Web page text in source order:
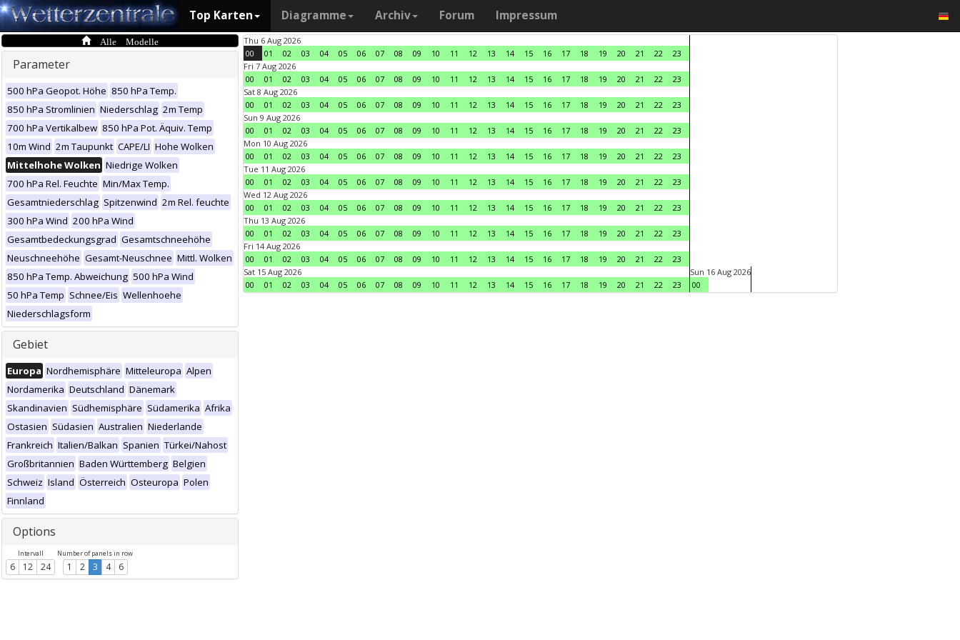
Top Karten Diagramme Archiv Forum Impressum
Alle Modelle
Parameter
500 hPa Geopot. Höhe 850 hPa Temp.
850 hPa Stromlinien Niederschlag 2m Temp
700 hPa Vertikalbew 850 hPa Pot. Äquiv. Temp
10m Wind 2m Taupunkt CAPE/LI Hohe Wolken
Mittelhohe Wolken Niedrige Wolken
700 hPa Rel. Feuchte Min/Max Temp.
Gesamtniederschlag Spitzenwind 2m Rel. feuchte
300 hPa Wind 200 hPa Wind
Gesamtbedeckungsgrad Gesamtschneehöhe
Neuschneehöhe Gesamt-Neuschnee Mittl. Wolken
850 hPa Temp. Abweichung 500 hPa Wind
50 hPa Temp Schnee/Eis Wellenhoehe
Niederschlagsform
Gebiet
Europa Nordhemisphäre Mitteleuropa Alpen
Nordamerika Deutschland Dänemark
Skandinavien Südhemisphäre Südamerika Afrika
Ostasien Südasien Australien Niederlande
Frankreich Italien/Balkan Spanien Türkei/Nahost
Großbritannien Baden Württemberg Belgien
Schweiz Island Österreich Osteuropa Polen
Finnland
Options
Intervall
6 12 24
Number of panels in row
1 2 3 4 6
Thu 6 Aug 2026
00
01 02 03 04 05 06 07 08 09 10 11 12 13 14 15 16 17 18 19 20 21 22
23
Fri 7 Aug 2026
00
01 02 03 04 05 06 07 08 09 10 11 12 13 14 15 16 17 18 19 20 21 22
23
Sat 8 Aug 2026
00
01 02 03 04 05 06 07 08 09 10 11 12 13 14 15 16 17 18 19 20 21 22
23
Sun 9 Aug 2026
00
01 02 03 04 05 06 07 08 09 10 11 12 13 14 15 16 17 18 19 20 21 22
23
Mon 10 Aug 2026
00
01 02 03 04 05 06 07 08 09 10 11 12 13 14 15 16 17 18 19 20 21 22
23
Tue 11 Aug 2026
00
01 02 03 04 05 06 07 08 09 10 11 12 13 14 15 16 17 18 19 20 21 22
23
Wed 12 Aug 2026
00
01 02 03 04 05 06 07 08 09 10 11 12 13 14 15 16 17 18 19 20 21 22
23
Thu 13 Aug 2026
00
01 02 03 04 05 06 07 08 09 10 11 12 13 14 15 16 17 18 19 20 21 22
23
Fri 14 Aug 2026
00
01 02 03 04 05 06 07 08 09 10 11 12 13 14 15 16 17 18 19 20 21 22
23
Sat 15 Aug 2026
00
01 02 03 04 05 06 07 08 09 10 11 12 13 14 15 16 17 18 19 20 21 22 23
Sun 16 Aug 2026
00